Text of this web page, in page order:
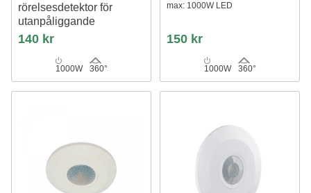
rörelsesdetektor för
utanpåliggande
montering
IP20 inomhus
140 kr
1000W 360°
max: 1000W LED
150 kr
1000W 360°